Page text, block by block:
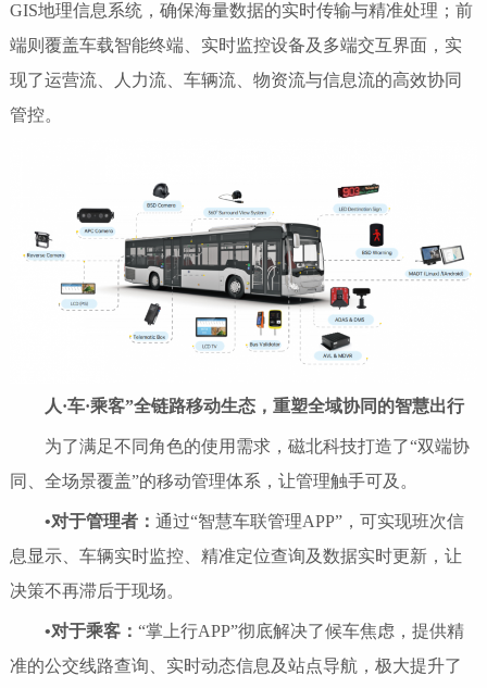
GIS地理信息系统，确保海量数据的实时传输与精准处理；前
端则覆盖车载智能终端、实时监控设备及多端交互界面，实
现了运营流、人力流、车辆流、物资流与信息流的高效协同
管控。
人·车·乘客”全链路移动生态，重塑全域协同的智慧出行
为了满足不同角色的使用需求，磁北科技打造了“双端协
同、全场景覆盖”的移动管理体系，让管理触手可及。
•对于管理者： 通过“智慧车联管理APP”，可实现班次信
息显示、车辆实时监控、精准定位查询及数据实时更新，让
决策不再滞后于现场。
•对于乘客： “掌上行APP”彻底解决了候车焦虑，提供精
准的公交线路查询、实时动态信息及站点导航，极大提升了